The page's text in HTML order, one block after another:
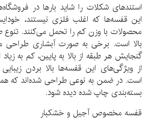
استندهای شکلات را شاید بارها در
این قفسه‌ها که اغلب فلزی نیستند،
محصولات با وزن کم را تحمل می‌کنند.
بالا است. برخی به صورت آبشاری طراحی
گنجایش هر طبقه از بالا به پایین، کم به
از ویژگی‌های این قفسه‌ها بالا بردن
است. در ضمن به نوعی طراحی شده‌اند که
بسته‌بندی چاپ شده دیده شود.
قفسه مخصوص آجیل و خشکبار